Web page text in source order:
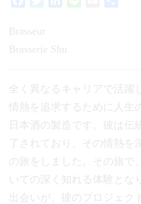
Brasseur
Brasserie Shu
全く異なるキャリアで活躍
情熱を追求するために人生
日本酒の製造です。彼は
了されており、その情熱を
の旅をしました。その旅で
いての深く知れる体験とな
出会いが、彼のプロジェク